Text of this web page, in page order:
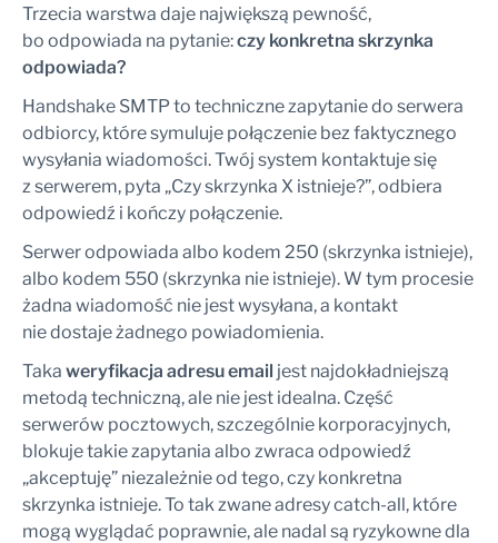
Trzecia warstwa daje największą pewność,
bo odpowiada na pytanie:czy konkretna skrzynka
odpowiada?
Handshake SMTP to techniczne zapytanie do serwera
odbiorcy, które symuluje połączenie bez faktycznego
wysyłania wiadomości. Twój system kontaktuje się
z serwerem, pyta „Czy skrzynka X istnieje?”, odbiera
odpowiedź i kończy połączenie.
Serwer odpowiada albo kodem 250 (skrzynka istnieje),
albo kodem 550 (skrzynka nie istnieje). W tym procesie
żadna wiadomość nie jest wysyłana, a kontakt
nie dostaje żadnego powiadomienia.
Taka weryfikacja adresu email jest najdokładniejszą
metodą techniczną, ale nie jest idealna. Część
serwerów pocztowych, szczególnie korporacyjnych,
blokuje takie zapytania albo zwraca odpowiedź
„akceptuję” niezależnie od tego, czy konkretna
skrzynka istnieje. To tak zwane adresy catch-all, które
mogą wyglądać poprawnie, ale nadal są ryzykowne dla